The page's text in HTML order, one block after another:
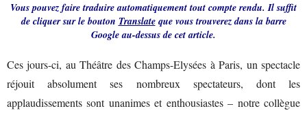
Vous pouvez faire traduire automatiquement tout compte rendu. Il suffit
de cliquer sur le bouton Translateque vous trouverez dans la barre
Google au-dessus de cet article.
Ces jours-ci, au Théâtre des Champs-Elysées à Paris, un spectacle
réjouit absolument ses nombreux spectateurs, dont les
applaudissements sont unanimes et enthousiastes – notre collègue